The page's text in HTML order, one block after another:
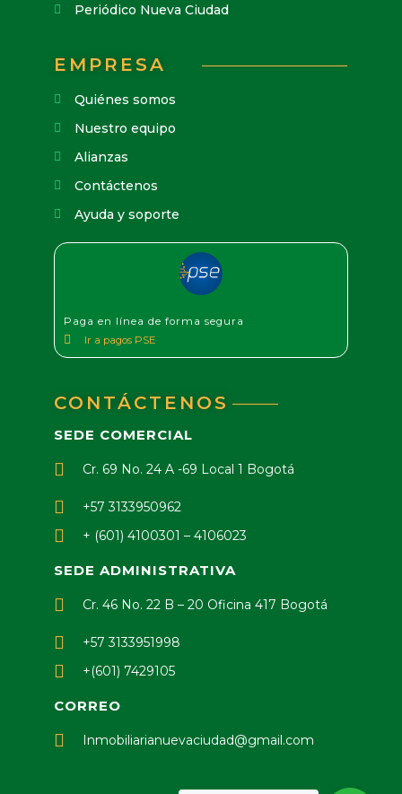
Periódico Nueva Ciudad
EMPRESA
Quiénes somos
Nuestro equipo
Alianzas
Contáctenos
Ayuda y soporte
Paga en línea de forma segura
Ir a pagos PSE
CONTÁCTENOS
SEDE COMERCIAL
Cr. 69 No. 24 A -69 Local 1 Bogotá
+57 3133950962
+ (601) 4100301 – 4106023
SEDE ADMINISTRATIVA
Cr. 46 No. 22 B – 20 Oficina 417 Bogotá
+57 3133951998
+(601) 7429105
CORREO
Inmobiliarianuevaciudad@gmail.com